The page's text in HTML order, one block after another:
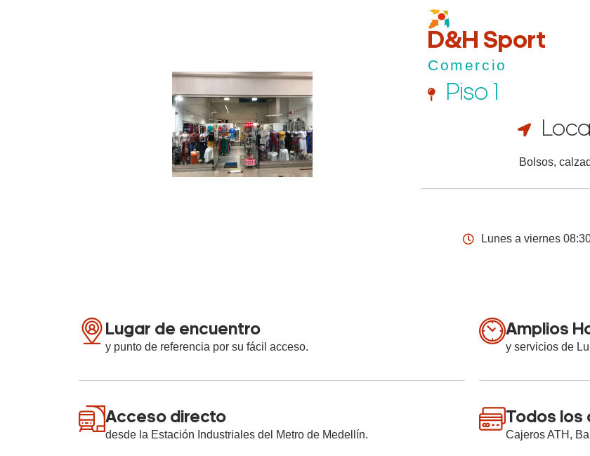
D&H Sport
Comercio
Piso 1
Local
Bolsos,
Lunes a viernes
Lugar de encuentro
y punto de referencia por su fácil acceso.
Acceso directo
desde la Estación Industriales del Metro de Medellín.
Amplios
y servicios de
Todos los
Cajeros ATH,